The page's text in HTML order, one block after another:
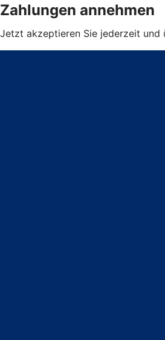
Zahlungen annehmen
Jetzt akzeptieren Sie jederzeit und